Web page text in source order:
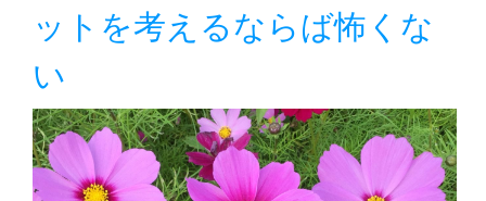
ットを考えるならば怖くな
い